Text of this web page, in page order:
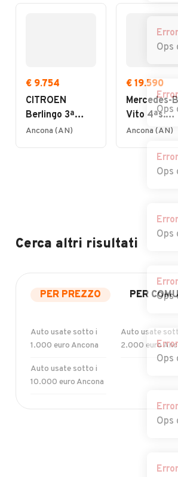
€ 9.754
CITROEN
Berlingo 3ª
serie - Berlingo
Ancona (AN)
€ 19.590
Mercedes-
Vito 4ªs.
(W447) -
Mixto
Ancona (AN)
Cerca altri risultati
PER PREZZO PER
Auto usate sotto i
1.000 euro Ancona
Auto usate
2.000 euro
Auto usate sotto i
10.000 euro Ancona
Error
Ops
Error
Ops
Error
Ops
Error
Ops
Error
Ops
Error
Ops
Error
Ops
Error